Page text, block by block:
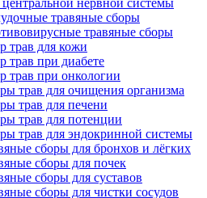
нервной системы
травяные сборы
травяные сборы
трав для кожи
трав при диабете
трав при онкологии
трав для очищения организма
трав для печени
трав для потенции
трав для эндокринной системы
сборы для бронхов и лёгких
сборы для почек
сборы для суставов
сборы для чистки сосудов